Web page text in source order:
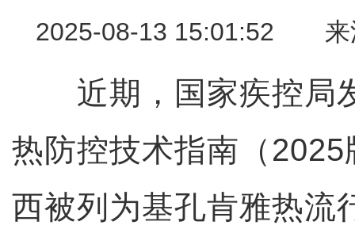
2025-08-13 15:01:52 来
近期，国家疾控局
热防控技术指南（
西被列为基孔肯雅热流